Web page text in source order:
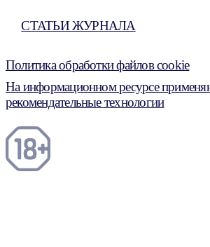
СТАТЬИ ЖУРНАЛА
Политика обработки файлов cookie
На информационном ресурсе
рекомендательные технологии